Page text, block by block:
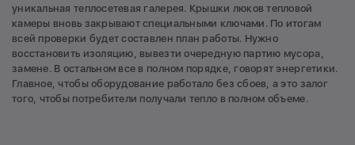
уникальная теплосетевая галерея. Крышки люков тепловой
камеры вновь закрывают специальными ключами. По итогам
всей проверки будет составлен план работы. Нужно
восстановить изоляцию, вывезти очередную партию мусора,
замене. В остальном все в полном порядке, говорят энергетики.
Главное, чтобы оборудование работало без сбоев, а это залог
того, чтобы потребители получали тепло в полном объеме.